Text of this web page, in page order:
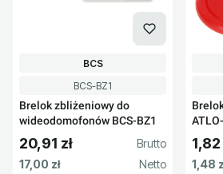
Kod produktu
BCS-BZ1
Brelok zbliżeniowy do
wideodomofonów BCS-BZ1
PRODUCENT
BCS
Cena brutto
20,91 zł
Cena netto
17,00 zł
1,82
Cena
1,48